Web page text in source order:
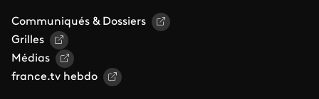
Communiqués & Dossiers
Grilles
Médias
france.tv hebdo